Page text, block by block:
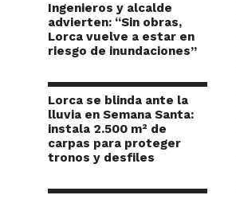
Ingenieros y alcalde
advierten: “Sin obras,
Lorca vuelve a estar en
riesgo de inundaciones”
Lorca se blinda ante la
lluvia en Semana Santa:
instala 2.500 m² de
carpas para proteger
tronos y desfiles